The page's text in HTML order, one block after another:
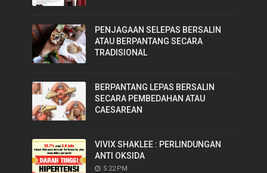
PENJAGAAN SELEPAS BERSALIN
ATAU BERPANTANG SECARA
TRADISIONAL
BERPANTANG LEPAS BERSALIN
SECARA PEMBEDAHAN ATAU
CAESAREAN
VIVIX SHAKLEE : PERLINDUNGAN
ANTI OKSIDA
5:22 PM